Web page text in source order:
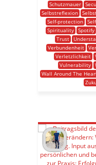
Schutzmauer
Selbstreflexion
Self-protection
Spirituality Spotify
Trust
Verbundenheit
Verletzlichkeit
Vulnerability
Wall Around The